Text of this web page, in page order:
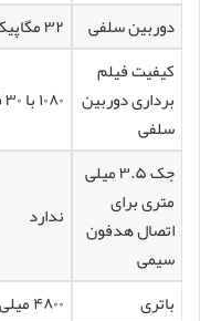
دوربین سلفی
۳۲ مگاپیکسل با لنز واید و دیافراگم f/2.4
کیفیت فیلم
برداری دوربین
سلفی
۱۰۸۰ با ۳۰ فریم بر ثانیه
جک ۳.۵ میلی
متری برای
اتصال هدفون
سیمی
ندارد
باتری
۴۸۰۰ میلی آمپر